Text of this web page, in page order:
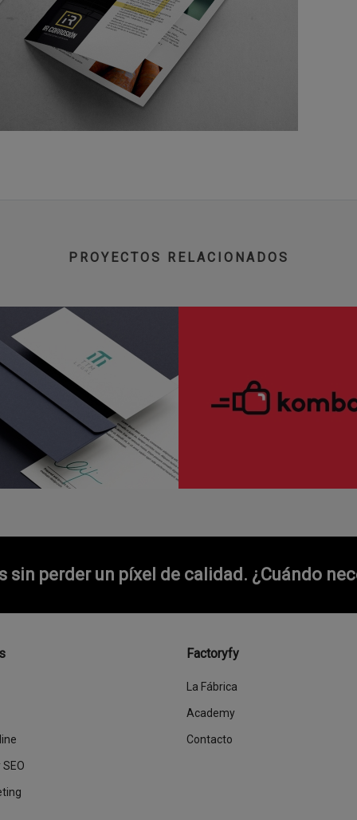
PROYECTOS RELACIONADOS
sin perder un píxel de calidad. ¿Cuándo
Factoryfy
La Fábrica
Academy
Contacto